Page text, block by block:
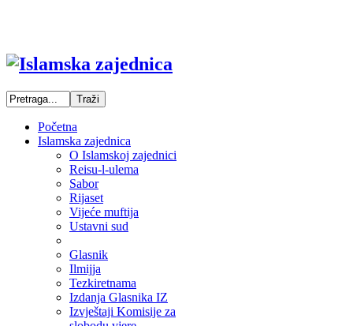
Početna
Islamska zajednica
O Islamskoj zajednici
Reisu-l-ulema
Sabor
Rijaset
Vijeće muftija
Ustavni sud
Glasnik
Ilmijja
Tezkiretnama
Izdanja Glasnika IZ
Izvještaji Komisije za